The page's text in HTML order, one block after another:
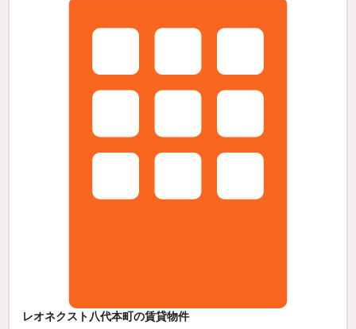
レオネクスト八代本町の賃貸物件